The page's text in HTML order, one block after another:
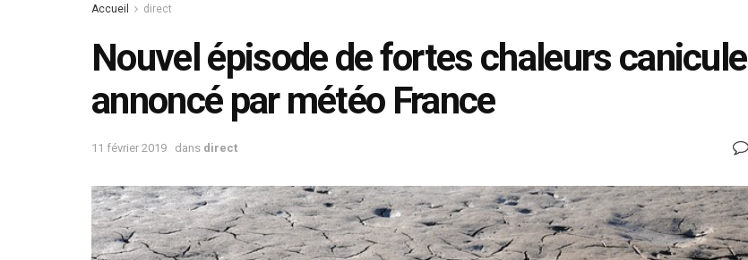
Accueil direct
Nouvel épisode de fortes chaleurs canicule
annoncé par météo France
11 février 2019 dans direct